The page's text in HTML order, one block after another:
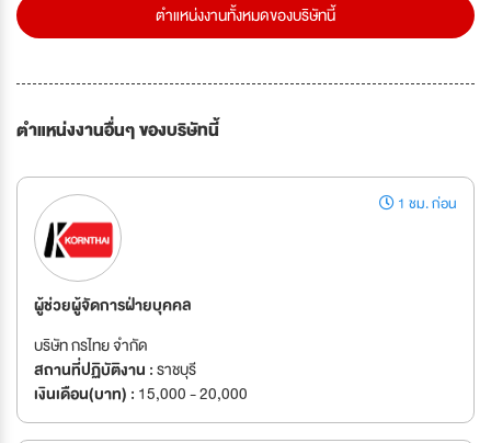
ตำแหน่งงานทั้งหมดของบริษัทนี้
ตำแหน่งงานอื่นๆ ของบริษัทนี้
1 ชม. ก่อน
ผู้ช่วยผู้จัดการฝ่ายบุคคล
บริษัท กรไทย จำกัด
สถานที่ปฏิบัติงาน :ราชบุรี
เงินเดือน(บาท) : 15,000 - 20,000